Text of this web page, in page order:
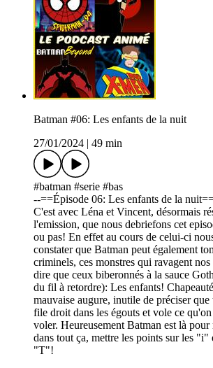
Batman #06: Les enfants de la nuit
27/01/2024 | 49 min
#batman #serie #bas
--==Épisode 06: Les enfants de la
C'est avec Léna et Vincent, désormais
l'emission, que nous debriefons cet
ou pas! En effet au cours de celui-ci
constater que Batman peut également
criminels, ces monstres qui ravagent
dire que ceux biberonnés à la sauce
du fil à retordre): Les enfants!
mauvaise augure, inutile de préciser
file droit dans les égouts et vole ce
voler. Heureusement Batman est là
dans tout ça, mettre les points sur les "i"
"T"!